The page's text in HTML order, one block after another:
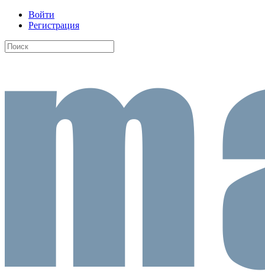
Войти
Регистрация